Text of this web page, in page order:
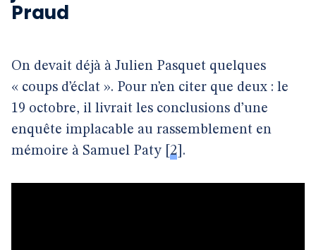
Praud
On devait déjà à Julien Pasquet quelques
« coups d’éclat ». Pour n’en citer que deux : le
19 octobre, il livrait les conclusions d’une
enquête implacable au rassemblement en
mémoire à Samuel Paty 2 .